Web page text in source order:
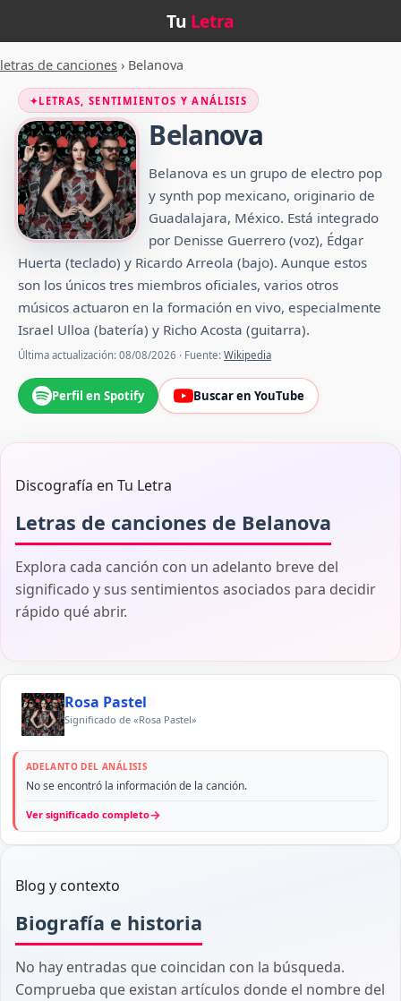
Tu Letra
letras de canciones › Belanova
✦LETRAS, SENTIMIENTOS Y ANÁLISIS
Belanova
Belanova es un grupo de electro pop​
y synth pop mexicano, originario de
Guadalajara, México.​ Está integrado
por Denisse Guerrero (voz), Édgar
Huerta (teclado) y Ricardo Arreola (bajo).​ Aunque estos
son los únicos tres miembros oficiales, varios otros
músicos actuaron en la formación en vivo, especialmente
Israel Ulloa (batería) y Richo Acosta (guitarra).
Última actualización: 08/08/2026 · Fuente: Wikipedia
Perfil en Spotify Buscar en YouTube
Discografía en Tu Letra
Letras de canciones de Belanova
Explora cada canción con un adelanto breve del
significado y sus sentimientos asociados para decidir
rápido qué abrir.
Rosa Pastel
Significado de «Rosa Pastel»
ADELANTO DEL ANÁLISIS
No se encontró la información de la canción.
Ver significado completo→
Blog y contexto
Biografía e historia
No hay entradas que coincidan con la búsqueda.
Comprueba que existan artículos donde el nombre del